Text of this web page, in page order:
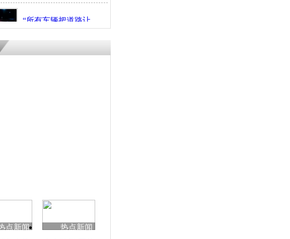
“所有车辆把道路让
开！”儿童突发疾病交
因
点新闻
热点新闻